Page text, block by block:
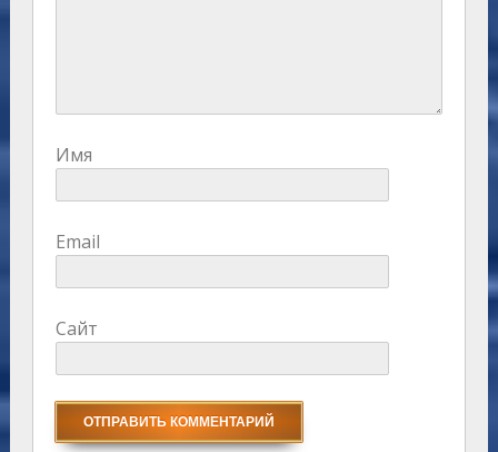
Имя
Email
Сайт